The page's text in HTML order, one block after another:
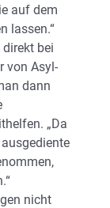
auf dem
lassen.“
bei
von Asyl-
dann
„Da
nicht